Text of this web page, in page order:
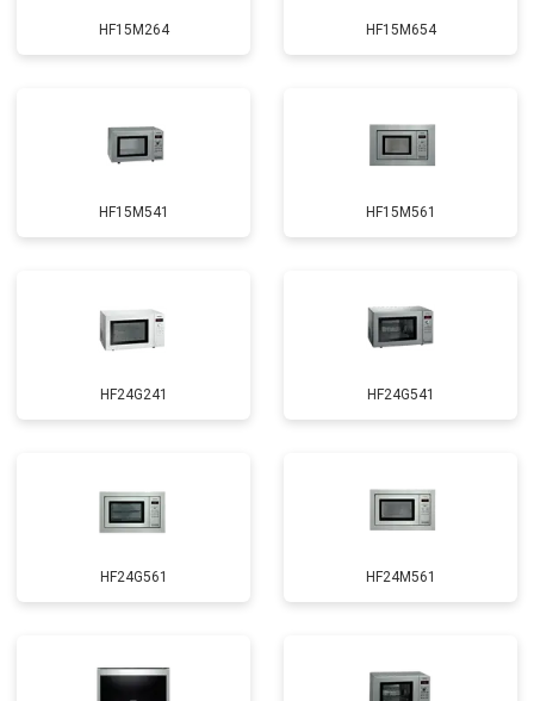
HF15M264 HF15M654
HF15M541 HF15M561
HF24G241 HF24G541
HF24G561 HF24M561